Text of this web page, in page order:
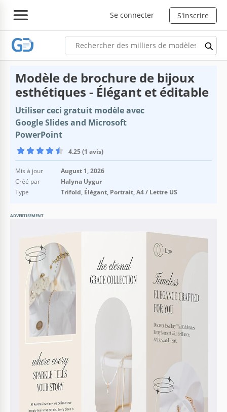
Se connecter S'inscrire
Modèle de brochure de bijoux
esthétiques - Élégant et éditable
Utiliser ceci gratuit modèle avec
Google Slides and Microsoft
PowerPoint
4.25 (1 avis)
Mis à jour
August 1, 2026
Créé par
Halyna Uygur
Type
Trifold, Élégant, Portrait, A4 / Lettre US
ADVERTISEMENT